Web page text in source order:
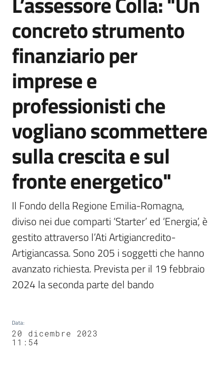
concreto strumento
finanziario per
imprese e
professionisti che
vogliano scommettere
sulla crescita e sul
fronte energetico"
Il Fondo della Regione Emilia-Romagna,
diviso nei due comparti ‘Starter’ ed ‘Energia’, è
gestito attraverso l’Ati Artigiancredito-
Artigiancassa. Sono 205 i soggetti che hanno
avanzato richiesta. Prevista per il 19 febbraio
2024 la seconda parte del bando
Data:
20 dicembre 2023
11:54